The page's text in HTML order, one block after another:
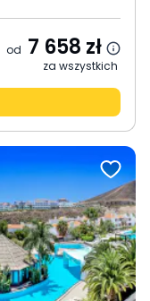
od 7 658 zł
za wszystkich